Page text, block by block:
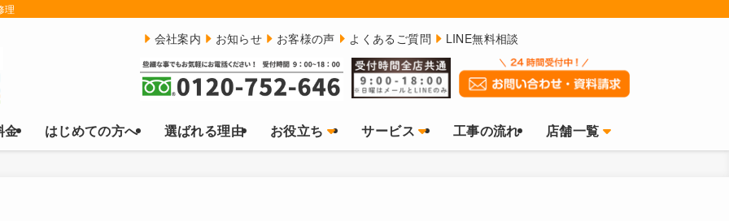
理
金 はじめての方へ 選ばれる理由 お役立ち サービス 工事の流れ 店舗一覧
会社案内 お知らせ お客様の声 よくあるご質問 LINE無料相談